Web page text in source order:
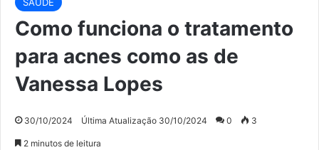
Como funciona o tratamento
para acnes como as de
Vanessa Lopes
30/10/2024 Última Atualização 30/10/2024 0 3
2 minutos de leitura